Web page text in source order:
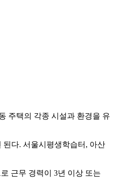
주택의 각종 시설과 환경을 유
된다. 서울시평생학습터, 아산
근무 경력이 3년 이상 또는